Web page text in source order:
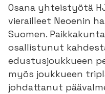
Osana yhteistyötä
vierailleet Neoenin
Suomen.
osallistunut
edustusjoukkueen
myös joukkueen
johdattanut